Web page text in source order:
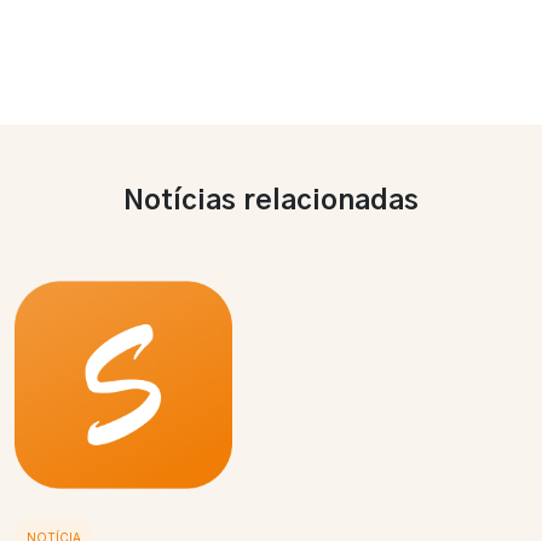
Notícias relacionadas
NOTÍCIA